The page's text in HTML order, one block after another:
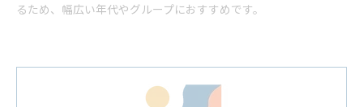
るため、幅広い年代やグループにおすすめです。